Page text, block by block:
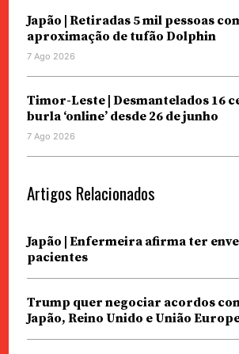
Japão | Retiradas 5 mil pessoas
aproximação de tufão Dolphin
7 Ago 2026
Timor-Leste | Desmantelados 16
burla ‘online’ desde 26 de junho
7 Ago 2026
Artigos Relacionados
Japão | Enfermeira afirma ter
pacientes
Trump quer negociar acordos
Japão, Reino Unido e União